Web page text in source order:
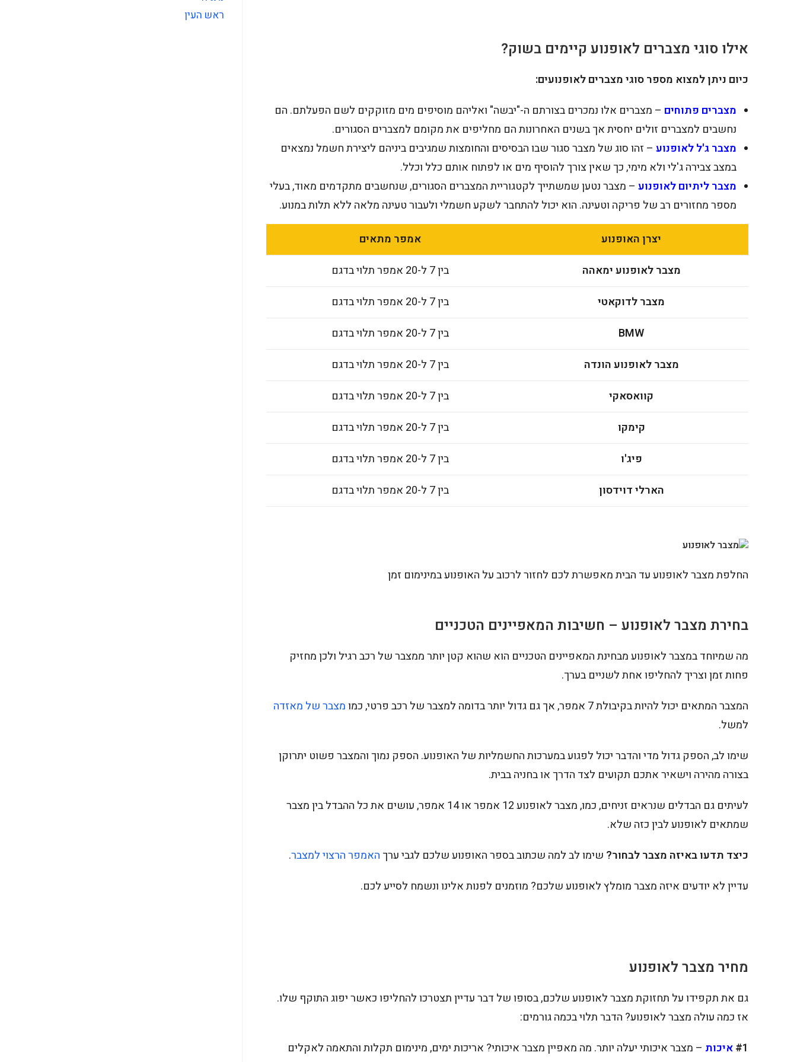
אילו סוגי מצברים לאופנוע קיימים בשוק?
כיום ניתן למצוא מספר סוגי מצברים לאופנועים:
מצברים פתוחים – מצברים אלו נמכרים בצורתם ה-"יבשה" ואליהם מוסיפים מים מזוקקים לשם הפעלתם. הם
נחשבים למצברים זולים יחסית אך בשנים האחרונות הם מחליפים את מקומם למצברים הסגורים.
מצבר ג'ל לאופנוע – זהו סוג של מצבר סגור שבו הבסיסים והחומצות שמגיבים ביניהם ליצירת חשמל נמצאים
במצב צבירה ג'לי ולא מימי, כך שאין צורך להוסיף מים או לפתוח אותם כלל וכלל.
מצבר ליתיום לאופנוע – מצבר נטען שמשתייך לקטגוריית המצברים הסגורים, שנחשבים מתקדמים מאוד, בעלי
מספר מחזורים רב של פריקה וטעינה. הוא יכול להתחבר לשקע חשמלי ולעבור טעינה מלאה ללא תלות במנוע.
יצרן האופנוע
אמפר מתאים
מצבר לאופנוע ימאהה
בין 7 ל-20 אמפר תלוי בדגם
מצבר לדוקאטי
בין 7 ל-20 אמפר תלוי בדגם
BMW
בין 7 ל-20 אמפר תלוי בדגם
מצבר לאופנוע הונדה
בין 7 ל-20 אמפר תלוי בדגם
קוואסאקי
בין 7 ל-20 אמפר תלוי בדגם
קימקו
בין 7 ל-20 אמפר תלוי בדגם
פיג'ו
בין 7 ל-20 אמפר תלוי בדגם
הארלי דוידסון
בין 7 ל-20 אמפר תלוי בדגם
החלפת מצבר לאופנוע עד הבית מאפשרת לכם לחזור לרכוב על האופנוע במינימום זמן
בחירת מצבר לאופנוע – חשיבות המאפיינים הטכניים
מה שמיוחד במצבר לאופנוע מבחינת המאפיינים הטכניים הוא שהוא קטן יותר ממצבר של רכב רגיל ולכן מחזיק
פחות זמן וצריך להחליפו אחת לשניים בערך.
המצבר המתאים יכול להיות בקיבולת 7 אמפר, אך גם גדול יותר בדומה למצבר של רכב פרטי, כמו
מצבר של מאזדה
למשל.
שימו לב, הספק גדול מדי והדבר יכול לפגוע במערכות החשמליות של האופנוע. הספק נמוך והמצבר פשוט יתרוקן
בצורה מהירה וישאיר אתכם תקועים לצד הדרך או בחניה בבית.
לעיתים גם הבדלים שנראים זניחים, כמו, מצבר לאופנוע 12 אמפר או 14 אמפר, עושים את כל ההבדל בין מצבר
שמתאים לאופנוע לבין כזה שלא.
כיצד תדעו באיזה מצבר לבחור? שימו לב למה שכתוב בספר האופנוע שלכם לגבי ערךהאמפר הרצוי למצבר.
עדיין לא יודעים איזה מצבר מומלץ לאופנוע שלכם? מוזמנים לפנות אלינו ונשמח לסייע לכם.
מחיר מצבר לאופנוע
גם את תקפידו על תחזוקת מצבר לאופנוע שלכם, בסופו של דבר עדיין תצטרכו להחליפו כאשר יפוג התוקף שלו.
אז כמה עולה מצבר לאופנוע? הדבר תלוי בכמה גורמים:
#1איכות – מצבר איכותי יעלה יותר. מה מאפיין מצבר איכותי? אריכות ימים, מינימום תקלות והתאמה לאקלים
ראש העין